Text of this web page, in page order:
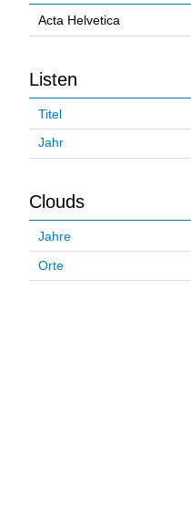
Acta Helvetica
Listen
Titel
Jahr
Clouds
Jahre
Orte